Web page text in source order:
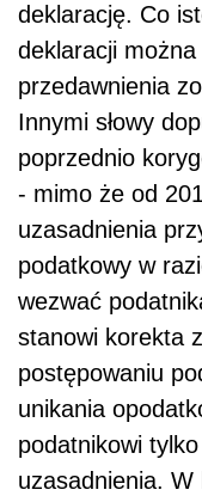
deklarację. Co
deklaracji
przedawnienia
Innymi słowy
poprzednio
- mimo że od
uzasadnienia
podatkowy w
wezwać
stanowi korekta
postępowaniu
unikania
podatnikowi
uzasadnienia.